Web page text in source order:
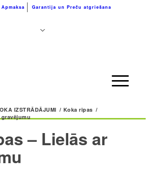
Apmaksa Garantija un Preču atgriešana
IZSTRĀDĀJUMI / Koka ripas /
– Lielās ar